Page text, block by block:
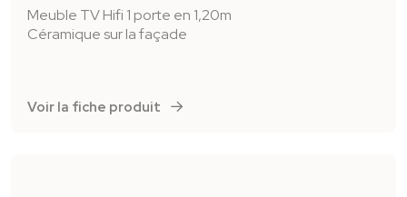
Meuble TV Hifi 1 porte en 1,20m
Céramique sur la façade
Voir la fiche produit